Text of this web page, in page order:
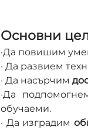
Основни
·Да повишим
· Да развием
· Да насърчим
·Да
обучаеми.
· Да изградим